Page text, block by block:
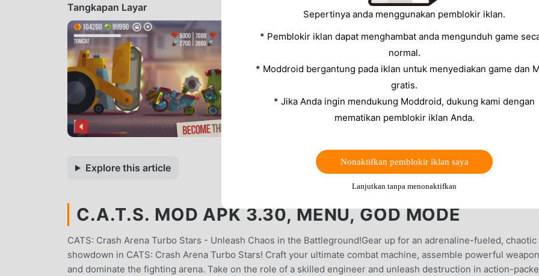
Tangkapan Layar
Explore this article
C.A.T.S. MOD APK 3.30, MENU, GOD MODE
CATS: Crash Arena Turbo Stars - Unleash Chaos in the Battleground!Gear up for an adrenaline-fueled, chaotic
showdown in CATS: Crash Arena Turbo Stars! Craft your ultimate combat machine, assemble powerful
and dominate the fighting arena. Take on the role of a skilled engineer and unleash destruction in action-
Sepertinya anda menggunakan pemblokir iklan.
* Pemblokir iklan dapat menghambat anda mengunduh game
normal.
* Moddroid bergantung pada iklan untuk menyediakan game dan
gratis.
* Jika Anda ingin mendukung Moddroid, dukung kami dengan
mematikan pemblokir iklan Anda.
Nonaktifkan pemblokir iklan saya
Lanjutkan tanpa menonaktifkan